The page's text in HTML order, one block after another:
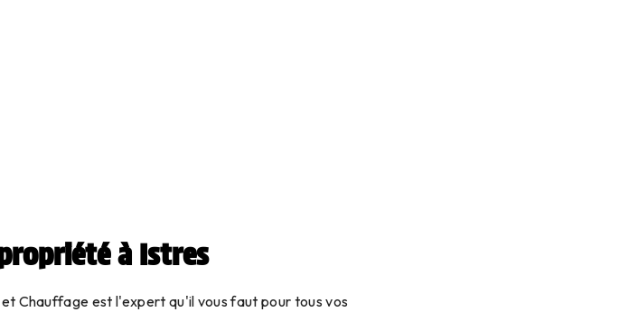
à Istres
Chauffage est l'expert qu'il vous faut pour tous vos